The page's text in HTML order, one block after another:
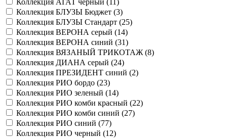
Коллекция АГАТ черный (
)
Коллекция БЛУЗЫ Бюджет (3)
Коллекция БЛУЗЫ Стандарт (25)
Коллекция ВЕРОНА серый (14)
Коллекция ВЕРОНА синий (31)
Коллекция ВЯЗАНЫЙ ТРИКОТАЖ (8)
Коллекция ДИАНА серый (24)
Коллекция ПРЕЗИДЕНТ синий (2)
Коллекция РИО бордо (23)
Коллекция РИО зеленый (14)
Коллекция РИО комби красный (22)
Коллекция РИО комби синий (27)
Коллекция РИО синий (77)
Коллекция РИО черный (12)